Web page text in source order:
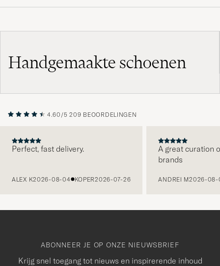
Handgemaakte schoenen
4.60/5 209 BEOORDELINGEN
Perfect, fast delivery.
ALEX K2026-08-04 KOPER2026-07-26
A great curation
brands
ANDREI M2026-08-
ABONNEER JE OP ONZE NIEUWSBRIEF
Krijg snel toegang tot nieuws en inspirerende inhoud